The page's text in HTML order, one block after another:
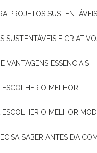
PROJETOS
SUSTENTÁVEIS E
VANTAGENS ESSENCIAIS
ESCOLHER O MELHOR
ESCOLHER O MELHOR
SABER ANTES DA